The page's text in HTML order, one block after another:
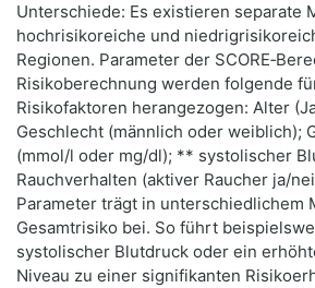
Unterschiede: Es existieren separate
hochrisikoreiche und
Regionen. Parameter der
Risikoberechnung werden folgende
Risikofaktoren herangezogen: Alter
Geschlecht (männlich oder weiblich);
(mmol/l oder mg/dl); ** systolischer
Rauchverhalten (aktiver Raucher ja/
Parameter trägt in unterschiedlichem
Gesamtrisiko bei. So führt
systolischer Blutdruck oder ein
Niveau zu einer signifikanten